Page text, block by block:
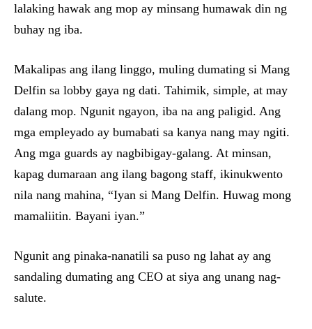
lalaking hawak ang mop ay minsang humawak din ng
buhay ng iba.
Makalipas ang ilang linggo, muling dumating si Mang
Delfin sa lobby gaya ng dati. Tahimik, simple, at may
dalang mop. Ngunit ngayon, iba na ang paligid. Ang
mga empleyado ay bumabati sa kanya nang may ngiti.
Ang mga guards ay nagbibigay-galang. At minsan,
kapag dumaraan ang ilang bagong staff, ikinukwento
nila nang mahina, “Iyan si Mang Delfin. Huwag mong
mamaliitin. Bayani iyan.”
Ngunit ang pinaka-nanatili sa puso ng lahat ay ang
sandaling dumating ang CEO at siya ang unang nag-
salute.